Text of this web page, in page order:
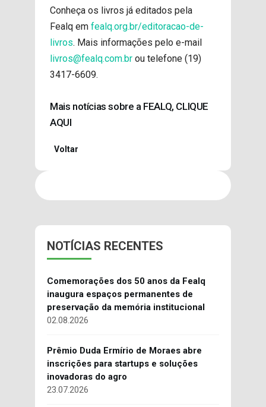
Conheça os livros já editados pela
Fealq em fealq.org.br/editoracao-de-
livros. Mais informações pelo e-mail
livros@fealq.com.br ou telefone (19)
3417-6609.
Mais notícias sobre a FEALQ, CLIQUE
AQUI
Voltar
NOTÍCIAS RECENTES
Comemorações dos 50 anos da Fealq
inaugura espaços permanentes de
preservação da memória institucional
02.08.2026
Prêmio Duda Ermírio de Moraes abre
inscrições para startups e soluções
inovadoras do agro
23.07.2026